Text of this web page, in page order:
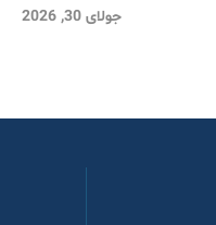
جولای 30, 2026